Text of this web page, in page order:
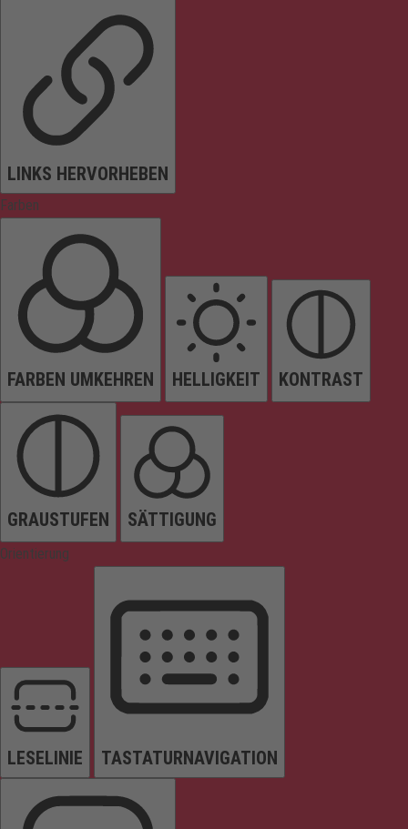
LINKS HERVORHEBEN
Farben
FARBEN UMKEHREN HELLIGKEIT KONTRAST
GRAUSTUFEN SÄTTIGUNG
Orientierung
LESELINIE TASTATURNAVIGATION